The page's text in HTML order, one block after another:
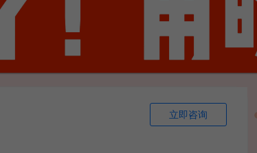
立即咨询